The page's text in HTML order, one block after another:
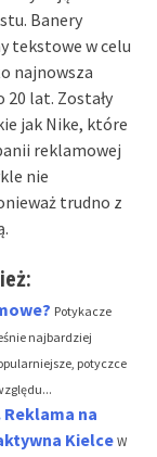
Banery
tekstowe w celu
najnowsza
lat. Zostały
jak Nike, które
reklamowej
nie
trudno z
Potykacze
najbardziej
potyczce
na
Kielce W